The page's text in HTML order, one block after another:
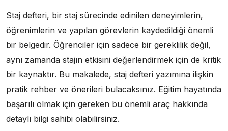
Staj defteri, bir staj sürecinde edinilen deneyimlerin,
öğrenimlerin ve yapılan görevlerin kaydedildiği önemli
bir belgedir. Öğrenciler için sadece bir gereklilik değil,
aynı zamanda stajın etkisini değerlendirmek için de kritik
bir kaynaktır. Bu makalede, staj defteri yazımına ilişkin
pratik rehber ve önerileri bulacaksınız. Eğitim hayatında
başarılı olmak için gereken bu önemli araç hakkında
detaylı bilgi sahibi olabilirsiniz.